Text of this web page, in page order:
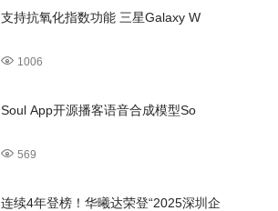
支持抗氧化指数功能 三星Galaxy W
1006
Soul App开源播客语音合成模型So
569
连续4年登榜！华曦达荣登“2025深圳企